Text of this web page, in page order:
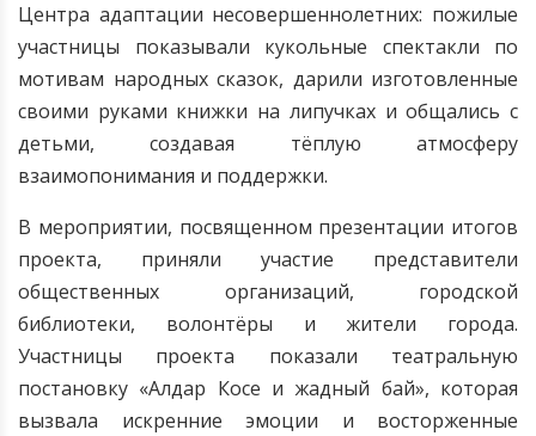
Центра адаптации несовершеннолетних: пожилые
участницы показывали кукольные спектакли по
мотивам народных сказок, дарили изготовленные
своими руками книжки на липучках и общались с
детьми, создавая тёплую атмосферу
взаимопонимания и поддержки.
В мероприятии, посвященном презентации итогов
проекта, приняли участие представители
общественных организаций, городской
библиотеки, волонтёры и жители города.
Участницы проекта показали театральную
постановку «Алдар Косе и жадный бай», которая
вызвала искренние эмоции и восторженные